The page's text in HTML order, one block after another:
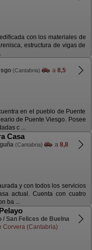
con los materiales de
estructura de vigas de
(Cantabria) a 8,5
en el pueblo de Puente
de Puente Viesgo. Posee
c ...
Casa
(Cantabria) a 8,8
y con todos los servicios
actual. Cuenta con cuatro
ba ...
/ San Felices de Buelna
Corvera (Cantabria)